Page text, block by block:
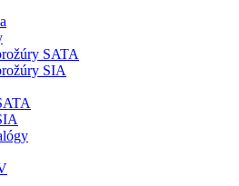
SATA
SIA